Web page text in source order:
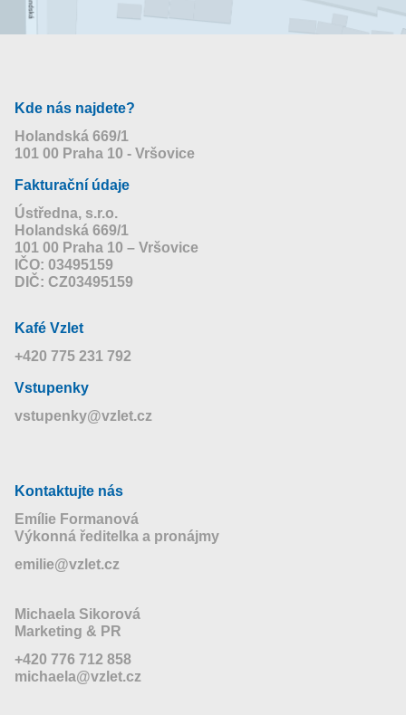
Kde nás najdete?
Holandská 669/1
101 00 Praha 10 - Vršovice
Fakturační údaje
Ústředna, s.r.o.
Holandská 669/1
101 00 Praha 10 – Vršovice
IČO: 03495159
DIČ: CZ03495159
Kafé Vzlet
+420 775 231 792
Vstupenky
vstupenky@vzlet.cz
Kontaktujte nás
Emílie Formanová
Výkonná ředitelka a pronájmy
emilie@vzlet.cz
Michaela Sikorová
Marketing & PR
+420 776 712 858
michaela@vzlet.cz